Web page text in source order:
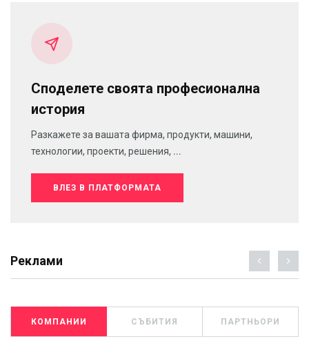
Споделете своята професионална
история
Разкажете за вашата фирма, продукти, машини,
технологии, проекти, решения, ...
ВЛЕЗ В ПЛАТФОРМАТА
Реклами
КОМПАНИИ СЪБИТИЯ ПАРТНЬОРИ